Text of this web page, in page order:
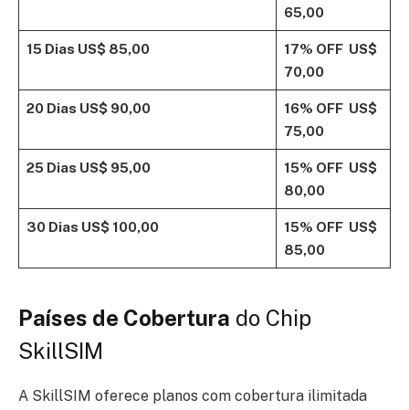
65,00
15 Dias US$ 85,00 17% OFFUS$
70,00
20 Dias US$ 90,00 16% OFFUS$
75,00
25 Dias US$ 95,00 15% OFFUS$
80,00
30 Dias US$ 100,00 15% OFFUS$
85,00
Países de Cobertura do Chip
SkillSIM
A SkillSIM oferece planos com cobertura ilimitada